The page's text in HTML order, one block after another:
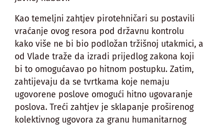
Kao temeljni zahtjev pirotehničari su postavili
vraćanje ovog resora pod državnu kontrolu
kako više ne bi bio podložan tržišnoj utakmici, a
od Vlade traže da izradi prijedlog zakona koji
bi to omogućavao po hitnom postupku. Zatim,
zahtijevaju da se tvrtkama koje nemaju
ugovorene poslove omogući hitno ugovaranje
poslova. Treći zahtjev je sklapanje proširenog
kolektivnog ugovora za granu humanitarnog